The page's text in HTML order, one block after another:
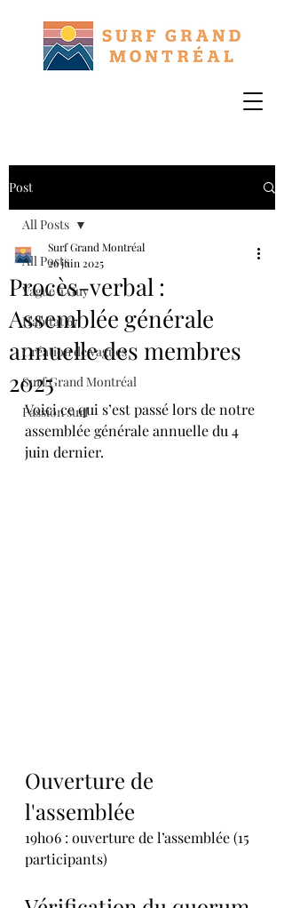
Post
All Posts
Vague à Guy
Habitat 67
Création de vagues
Surf Grand Montréal
Passion surf
All Posts
Procès-verbal :
Assemblée générale
annuelle des membres
2025
Surf Grand Montréal
26 juin 2025
Voici ce qui s’est passé lors de notre
assemblée générale annuelle du 4
juin dernier.
Ouverture de
l'assemblée
19h06 : ouverture de l’assemblée (15
participants)